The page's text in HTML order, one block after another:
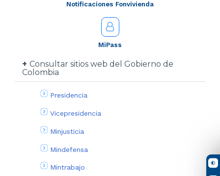
Notificaciones Fonvivienda
MiPass
Consultar sitios web del Gobierno de
Colombia
Presidencia
Vicepresidencia
Minjusticia
Mindefensa
Mintrabajo